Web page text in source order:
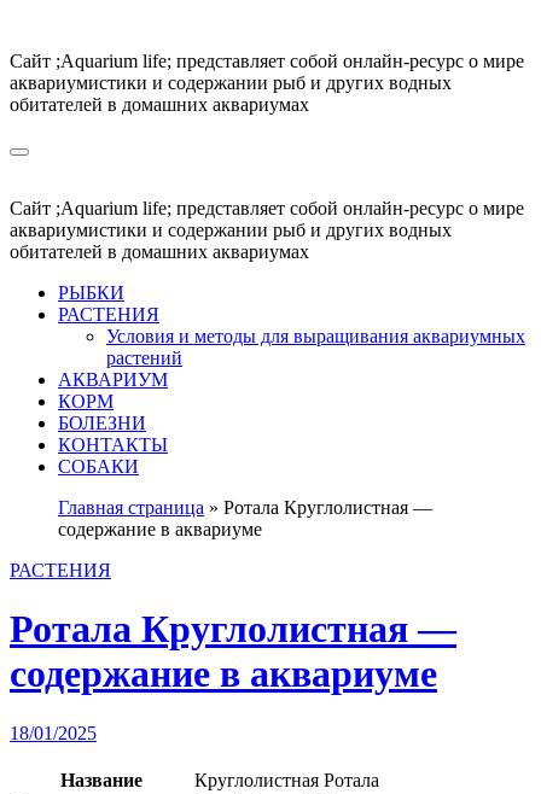
содержимому
Сайт ;Aquarium life; представляет собой онлайн-ресурс о мире
аквариумистики и содержании рыб и других водных
обитателей в домашних аквариумах
Сайт ;Aquarium life; представляет собой онлайн-ресурс о мире
аквариумистики и содержании рыб и других водных
обитателей в домашних аквариумах
РЫБКИ
РАСТЕНИЯ
Условия и методы для выращивания аквариумных
растений
АКВАРИУМ
КОРМ
БОЛЕЗНИ
КОНТАКТЫ
СОБАКИ
Главная страница » Ротала Круглолистная —
содержание в аквариуме
РАСТЕНИЯ
Ротала Круглолистная —
содержание в аквариуме
18/01/2025
Название
Круглолистная Ротала